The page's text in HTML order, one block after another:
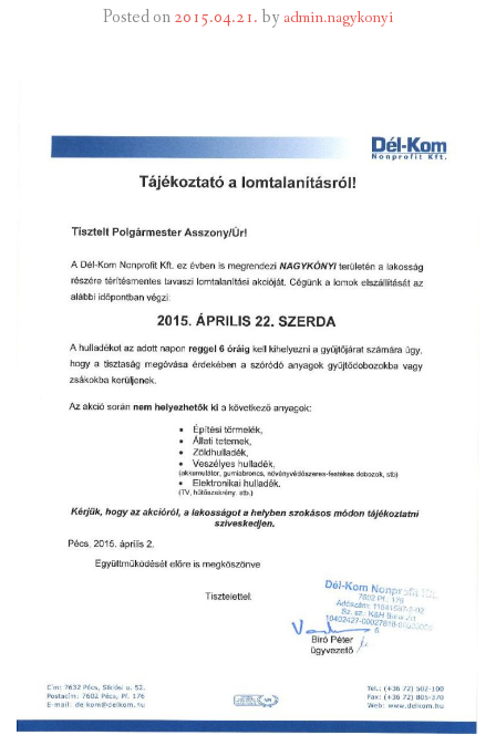
GALÉRIA
LETÖLTHETŐ NYOMTATVÁNYOK
VÁLASZTÁS 2026
TELEPÜLÉSIKÉPVISELŐI VAGYONNYILATKOZATOK – 2026.
ROMA NEMZETISÉGI ÖNKORMÁNYZATI KÉPVISELŐK
VAGYONNYILATKOZATA – 2026. ÉV
Posted on2015.04.21.by admin.nagykonyi